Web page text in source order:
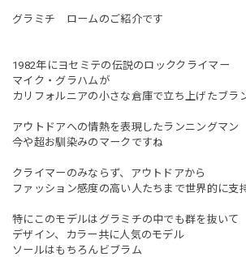
グラミチ ロームのご紹介です
1982年にヨセミテの伝説のロッククライマー
マイク・グラハムが
カリフォルニアの小さな倉庫で立ち上げたブラ
アウトドアへの情熱を表現したランニングマン
今や超お馴染みのマークですね
クライマーのみならず、アウトドアから
ファッション感度の高い人たちまで世界的に支
特にこのモデルはグラミチの中でも群を抜いて
デザイン、カラー共に人気のモデル
ソールはもちろんビブラム